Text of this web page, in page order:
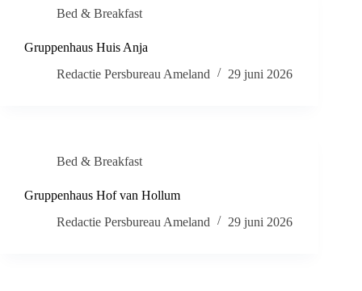
Bed & Breakfast
Gruppenhaus Huis Anja
Redactie Persbureau Ameland
29 juni 2026
Bed & Breakfast
Gruppenhaus Hof van Hollum
Redactie Persbureau Ameland
29 juni 2026